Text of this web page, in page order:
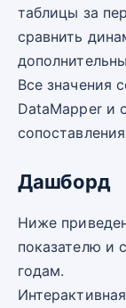
таблицы за
сравнить
Все значения
DataMapper и
Дашборд
Ниже
показателю и
годам.